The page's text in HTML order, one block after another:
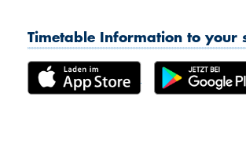
Timetable Information to your